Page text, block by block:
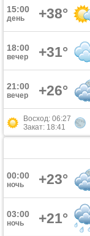
15:00
день +38°
18:00
вечер +31°
21:00
вечер +26°
Восход: 06:27
Закат: 18:41
00:00
ночь +23°
03:00
ночь +21°